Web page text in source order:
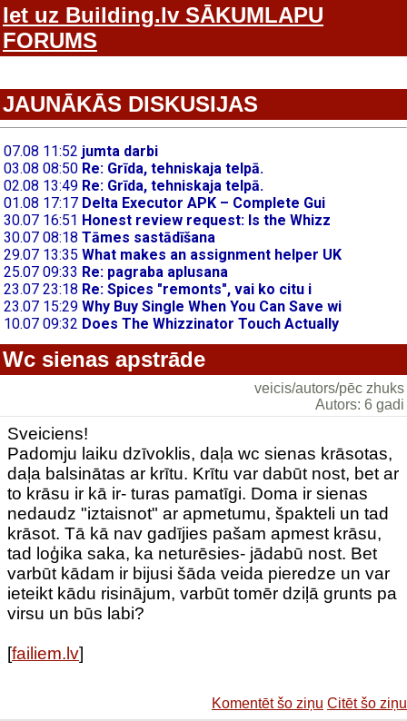
Iet uz Building.lv SĀKUMLAPU
FORUMS
JAUNĀKĀS DISKUSIJAS
Wc sienas apstrāde
veicis/autors/pēc zhuks
Autors: 6 gadi
Sveiciens!
Padomju laiku dzīvoklis, daļa wc sienas krāsotas,
daļa balsinātas ar krītu. Krītu var dabūt nost, bet ar
to krāsu ir kā ir- turas pamatīgi. Doma ir sienas
nedaudz "iztaisnot" ar apmetumu, špakteli un tad
krāsot. Tā kā nav gadījies pašam apmest krāsu,
tad loģika saka, ka neturēsies- jādabū nost. Bet
varbūt kādam ir bijusi šāda veida pieredze un var
ieteikt kādu risinājum, varbūt tomēr dziļā grunts pa
virsu un būs labi?
[failiem.lv]
Komentēt šo ziņu Citēt šo ziņu